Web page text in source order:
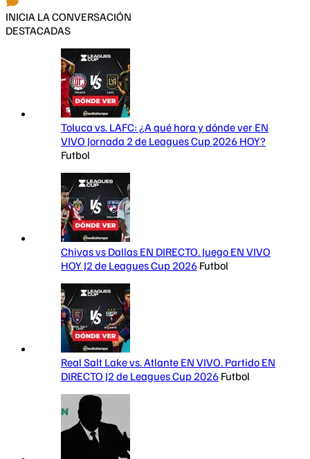
INICIA LA CONVERSACIÓN
DESTACADAS
Toluca vs. LAFC: ¿A qué hora y dónde ver EN
VIVO Jornada 2 de Leagues Cup 2026 HOY?
Futbol
Chivas vs Dallas EN DIRECTO. Juego EN VIVO
HOY J2 de Leagues Cup 2026 Futbol
Real Salt Lake vs. Atlante EN VIVO. Partido EN
DIRECTO J2 de Leagues Cup 2026 Futbol